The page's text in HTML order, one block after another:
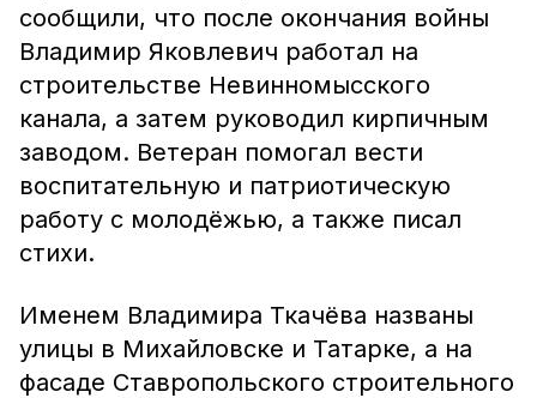
сообщили, что после окончания войны
Владимир Яковлевич работал на
строительстве Невинномысского
канала, а затем руководил кирпичным
заводом. Ветеран помогал вести
воспитательную и патриотическую
работу с молодёжью, а также писал
стихи.
Именем Владимира Ткачёва названы
улицы в Михайловске и Татарке, а на
фасаде Ставропольского строительного